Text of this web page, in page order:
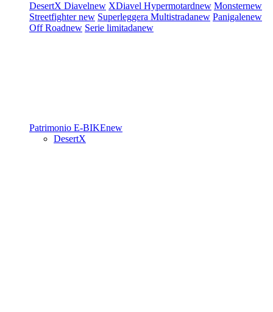
DesertX Diavelnew XDiavel Hypermotardnew Monsternew
Streetfighternew Superleggera Multistradanew Panigalenew
Off Roadnew Serie limitadanew
Patrimonio E-BIKEnew
DesertX